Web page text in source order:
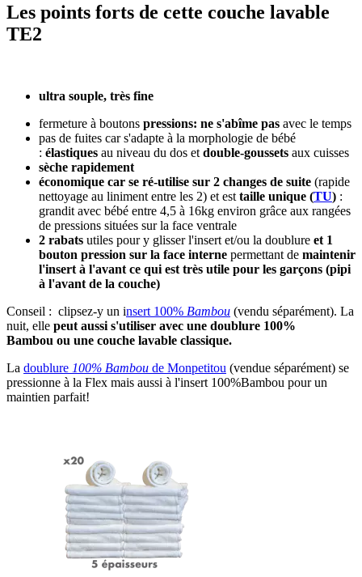
Les points forts de cette couche lavable
TE2
ultra souple, très fine
fermeture à boutons pressions: ne s'abîme pas avec le temps
pas de fuites car s'adapte à la morphologie de bébé
: élastiques au niveau du dos et double-goussets aux cuisses
sèche rapidement
économique car se ré-utilise sur 2 changes de suite (rapide
nettoyage au liniment entre les 2) et est taille unique (TU) :
grandit avec bébé entre 4,5 à 16kg environ grâce aux rangées
de pressions situées sur la face ventrale
2 rabats utiles pour y glisser l'insert et/ou la doublure et 1
bouton pression sur la face interne permettant de maintenir
l'insert à l'avant ce qui est très utile pour les garçons (pipi
à l'avant de la couche)
Conseil : clipsez-y un insert 100% Bambou (vendu séparément). La
nuit, elle peut aussi s'utiliser avec une doublure 100%
Bambou ou une couche lavable classique.
La doublure 100% Bambou de Monpetitou (vendue séparément) se
pressionne à la Flex mais aussi à l'insert 100%Bambou pour un
maintien parfait!